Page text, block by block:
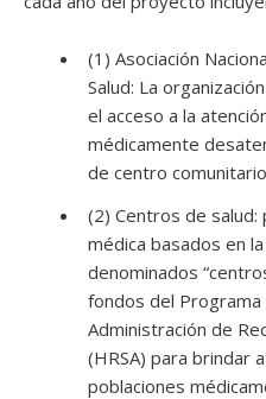
(1) Asociación
Salud: La
el acceso a la
médicamente
de centro
(2) Centros de
médica basados ​​en
denominados
fondos del Programa
Administración de
(HRSA) para brindar
poblaciones